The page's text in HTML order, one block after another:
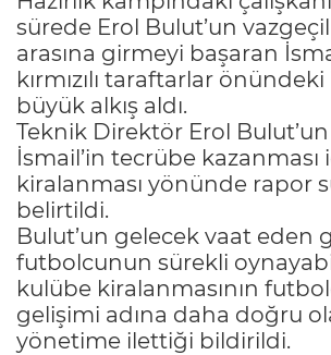
sürede Erol Bulut’un
arasına girmeyi başaran
kırmızılı taraftarlar
büyük alkış aldı.
Teknik Direktör Erol
İsmail’in tecrübe kazanması
kiralanması yönünde rapor
belirtildi.
Bulut’un gelecek vaat eden
futbolcunun sürekli
kulübe kiralanmasının
gelişimi adına daha doğru
yönetime ilettiği bildirildi.